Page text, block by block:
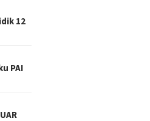
HUT Ke-81 RI, SAJID
12
PAI